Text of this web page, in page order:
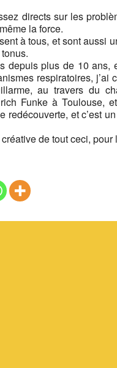
directs sur les
la force.
à tous, et sont aussi
depuis plus de 10
respiratoires,
au travers du
Funke à
redécouverte, et c’est
de tout ceci,